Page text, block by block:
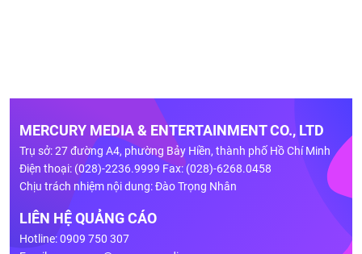
MERCURY MEDIA & ENTERTAINMENT CO., LTD
Trụ sở: 27 đường A4, phường Bảy Hiền, thành phố Hồ Chí Minh
Điện thoại: (028)-2236.9999 Fax: (028)-6268.0458
Chịu trách nhiệm nội dung: Đào Trọng Nhân
LIÊN HỆ QUẢNG CÁO
Hotline: 0909 750 307